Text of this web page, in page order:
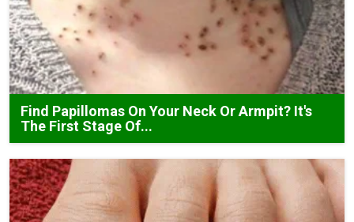
Find Papillomas On Your Neck Or Armpit? It's
The First Stage Of...